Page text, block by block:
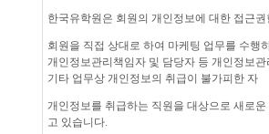
한국유학원은 회원의 개인정보에 대한 접근
회원을 직접 상대로 하여 마케팅 업무를 수행
개인정보관리책임자 및 담당자 등 개인정보
기타 업무상 개인정보의 취급이 불가피한 자
개인정보를 취급하는 직원을 대상으로 새로
고 있습니다.